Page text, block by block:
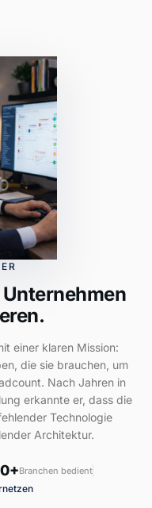
einer klaren Mission:
die sie brauchen, um
Nach Jahren in
erkannte er, dass die
Technologie
Architektur.
Branchen bedient